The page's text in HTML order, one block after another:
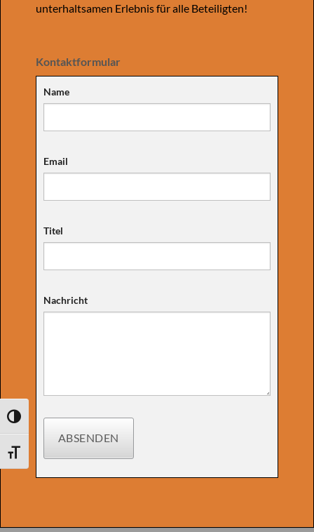
UMSCHALTEN AUF HOHE KONTRASTE
SCHRIFT VERGRÖSSERN
unterhaltsamen Erlebnis für alle Beteiligten!
Kontaktformular
Name
Email
Titel
Nachricht
ABSENDEN